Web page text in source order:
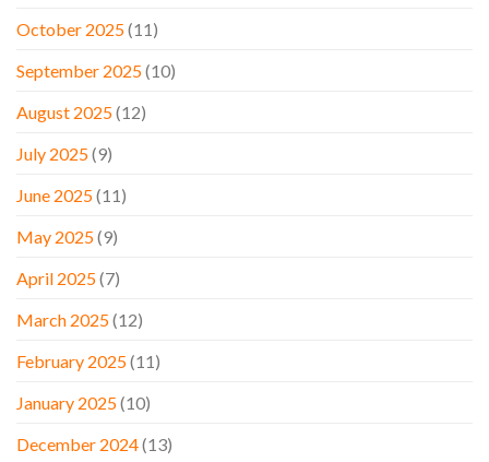
October 2025(11)
September 2025(10)
August 2025(12)
July 2025(9)
June 2025(11)
May 2025(9)
April 2025(7)
March 2025(12)
February 2025(11)
January 2025(10)
December 2024(13)